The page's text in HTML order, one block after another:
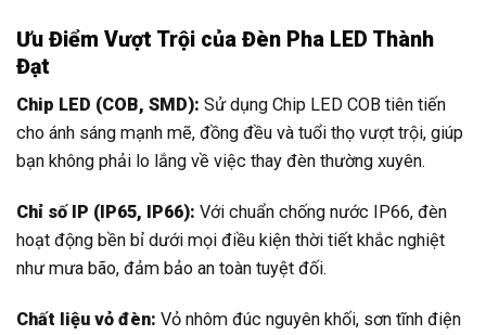
Ưu Điểm Vượt Trội của Đèn Pha LED Thành
Đạt
Chip LED (COB, SMD): Sử dụng Chip LED COB tiên tiến
cho ánh sáng mạnh mẽ, đồng đều và tuổi thọ vượt trội, giúp
bạn không phải lo lắng về việc thay đèn thường xuyên.
Chỉ số IP (IP65, IP66): Với chuẩn chống nước IP66, đèn
hoạt động bền bỉ dưới mọi điều kiện thời tiết khắc nghiệt
như mưa bão, đảm bảo an toàn tuyệt đối.
Chất liệu vỏ đèn: Vỏ nhôm đúc nguyên khối, sơn tĩnh điện